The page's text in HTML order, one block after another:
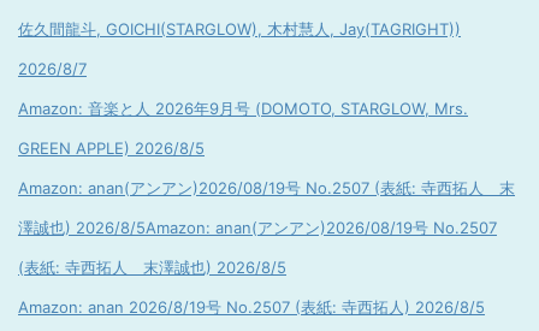
佐久間龍斗, GOICHI(STARGLOW), 木村慧人, Jay(TAGRIGHT))
2026/8/7
Amazon: 音楽と人 2026年9月号 (DOMOTO, STARGLOW, Mrs.
GREEN APPLE) 2026/8/5
Amazon: anan(アンアン)2026/08/19号 No.2507 (表紙: 寺西拓人 末
澤誠也) 2026/8/5Amazon: anan(アンアン)2026/08/19号 No.2507
(表紙: 寺西拓人 末澤誠也) 2026/8/5
Amazon: anan 2026/8/19号 No.2507 (表紙: 寺西拓人) 2026/8/5